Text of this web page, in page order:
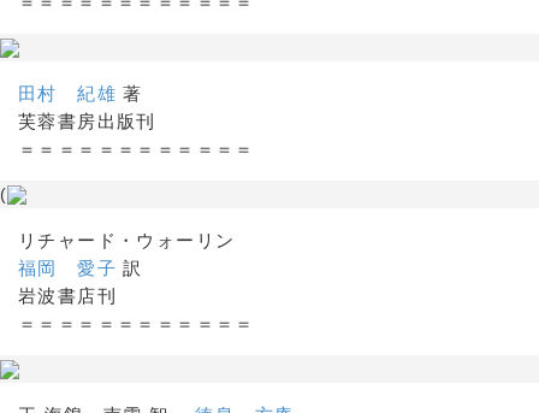
田村 紀雄 著
芙蓉書房出版刊
＝＝＝＝＝＝＝＝＝＝＝＝
(
リチャード・ウォーリン
福岡 愛子 訳
岩波書店刊
＝＝＝＝＝＝＝＝＝＝＝＝